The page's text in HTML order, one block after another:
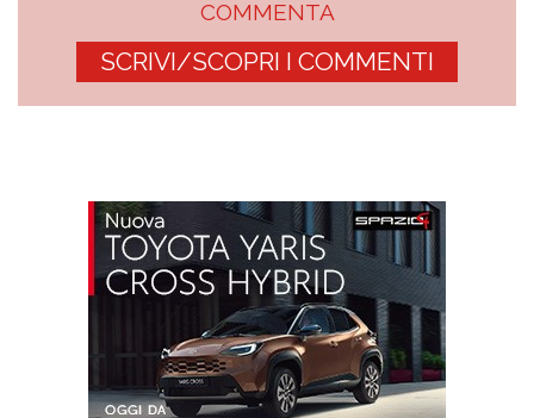
COMMENTA
SCRIVI/SCOPRI I COMMENTI